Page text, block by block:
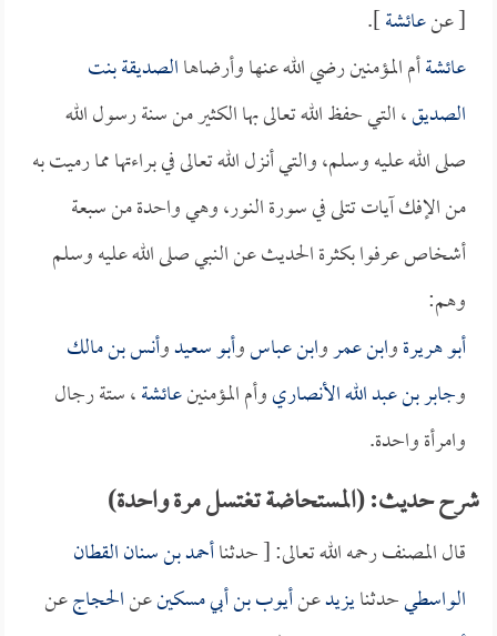
[ عنعائشة].
عائشةأم المؤمنين رضي الله عنها وأرضاهاالصديقة بنت
الصديق، التي حفظ الله تعالى بها الكثير من سنة رسول الله
صلى الله عليه وسلم، والتي أنزل الله تعالى في براءتها مما رميت به
من الإفك آيات تتلى في سورة النور، وهي واحدة من سبعة
أشخاص عرفوا بكثرة الحديث عن النبي صلى الله عليه وسلم
وهم:
أبو هريرةوابن عمروابن عباسوأبو سعيدوأنس بن مالك
وجابر بن عبد الله الأنصاريوأم المؤمنينعائشة، ستة رجال
وامرأة واحدة.
شرح حديث: (المستحاضة تغتسل مرة واحدة)
قال المصنف رحمه الله تعالى: [ حدثناأحمد بن سنان القطان
الواسطيحدثنايزيدعنأيوب بن أبي مسكينعنالحجاجعن